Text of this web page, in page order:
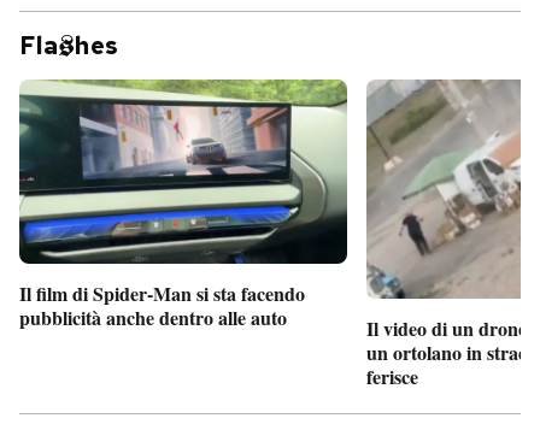
Fla hes
Il film di Spider-Man si sta facendo
pubblicità anche dentro alle auto
Il video di un drone
un ortolano in
ferisce